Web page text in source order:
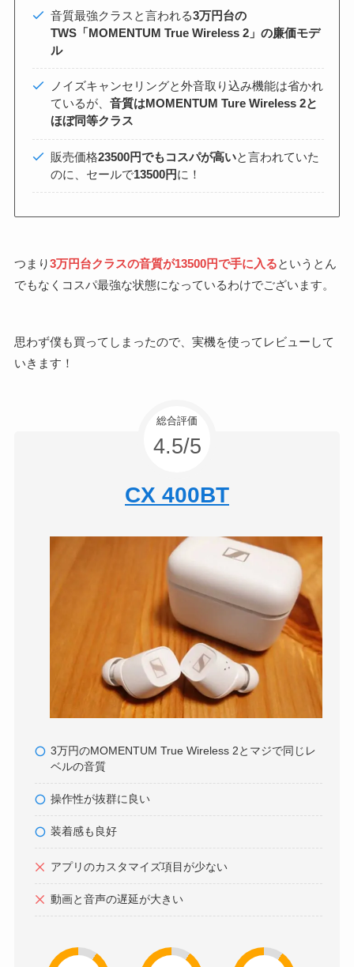
音質最強クラスと言われる3万円台の
TWS「MOMENTUM True Wireless 2」の廉価モデ
ル
ノイズキャンセリングと外音取り込み機能は省かれ
ているが、 音質はMOMENTUM Ture Wireless 2と
ほぼ同等クラス
販売価格23500円でもコスパが高いと言われていた
のに、セールで13500円に！
つまり3万円台クラスの音質が13500円で手に入るというとん
でもなくコスパ最強な状態になっているわけでございます。
思わず僕も買ってしまったので、実機を使ってレビューして
いきます！
総合評価
4.5/5
CX 400BT
3万円のMOMENTUM True Wireless 2とマジで同じレ
ベルの音質
操作性が抜群に良い
装着感も良好
アプリのカスタマイズ項目が少ない
動画と音声の遅延が大きい